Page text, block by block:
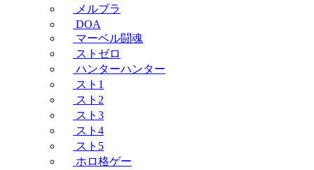
メルブラ
DOA
マーベル闘魂
ストゼロ
ハンターハンター
スト1
スト2
スト3
スト4
スト5
ホロ格ゲー